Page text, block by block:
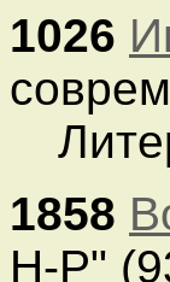
1026
1858
Н-Р"